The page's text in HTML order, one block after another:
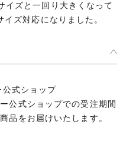
ズと一回り大きくなって
ズ対応になりました。
式ショップ
公式ショップでの受注期間
品をお届けいたします。